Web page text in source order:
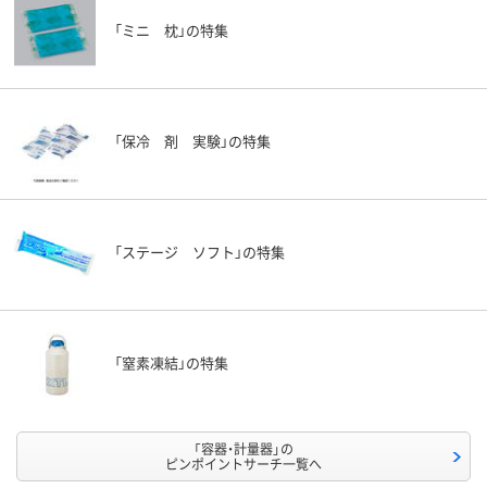
「ミニ 枕」の特集
「保冷 剤 実験」の特集
「ステージ ソフト」の特集
「窒素凍結」の特集
「容器・計量器」の
ピンポイントサーチ一覧へ